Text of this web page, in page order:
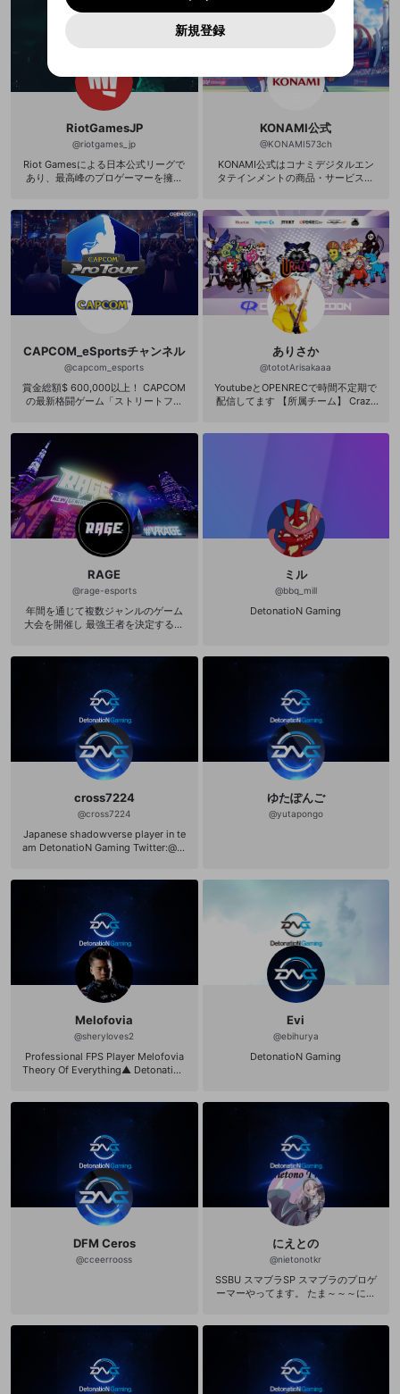
同ゲームタイトルの世界大会におい
て日本初となるベスト16を取るな
ど、日本におけるプロeスポーツチー
います。 また、VALORANT部門で
は、世界屈指の強豪チームが集結す
る『VALORANT Champions Tour PA
CIFIC』の参加チームとして、2023
年2月にブラジル・サンパウロで実施
される『キックオフトーナメント』
出場を皮切りに、3月より韓国・ソウ
ルで開催されるリーグに出場いたし
ます。 DetonatioN FocusMe ウェブ
サイト: https://team-detonation.ne
ps://twitter.com/team_detonation D
FM eSports Twitter：https://twitter.
com/DFMeSports
味特技:英会話/書道(教員免許有)/ピア
ノ/お笑いネタ作り 東京アニメ声優専
門学校 東京デザインテクノロジーセ
ンター専門学校 講師 ↓Twitterはこち
ら↓ https://twitter.com/UMANCHU
_729
RiotGamesJP
@riotgames_jp
Riot Gamesによる日本公式リーグで
あり、最高峰のプロゲーマーを擁す
KONAMI公式
@KONAMI573ch
KONAMI公式はコナミデジタルエン
タテインメントの商品・サービス・
CAPCOM_eSportsチャンネル
@capcom_esports
賞金総額$ 600,000以上！ CAPCOM
の最新格闘ゲーム「ストリートファ
る競技トーナメント・シリーズ「CA
PCOM Pro Tour」。その中でも、世
界中からトッププレイヤーが集い、
特に熾烈なバトルが繰り広げられて
いるプレミア大会の模様を中心に、
オリジナルの実況・解説陣で完全生
中継！ 世界中で盛り上がりを見せるe
Sportsの興奮をその目に焼き付け
OM eSports情報】 http://www.capc
om.co.jp/sfv/esports/
ありさか
@tototArisakaaa
YoutubeとOPENRECで時間不定期で
配信してます 【所属チーム】 Crazy
RAGE
@rage-esports
年間を通じて複数ジャンルのゲーム
大会を開催し 最強王者を決定する次
に 日本のeスポーツシーンに新たな熱
狂を巻き起こす！ 【公式サイト】 ht
tp://rage-esports.jp
ミル
@bbq_mill
DetonatioN Gaming
cross7224
@cross7224
Japanese shadowverse player in te
am DetonatioN Gaming Twitter:@cr
ゆたぽんご
@yutapongo
Melofovia
@sheryloves2
Professional FPS Player Melofovia
Theory Of Everything▲ DetonatioN
的にFPSゲームの配信をしていきたい
と思います。 コメント気軽にくださ
ySheryl_inc
Evi
@ebihurya
DetonatioN Gaming
DFM Ceros
@cceerrooss
にえとの
@nietonotkr
SSBU スマブラSP スマブラのプロゲ
ーマーやってます。 たま～～～にス
サポーターズクラブ「DFM CREW」
入会方法 https://dfmcrew.bitfan.id/
contents/menu/41030 =========
====================== ◆チ
ャンネルに関するお問い合わせ、フ
ファンレターを作成
動画プレイリストを選択
動画のプレイリストを一つ選択すると、そのプレイ
ることができます。
動画プレイリストを選択
確認しました
Yahoo! JAPAN
Appleでサインアップ
mellow-fanの
サービスとのID連携に関する同意事項
で、次にお進みください
mellow-fanからのお得な情報をメールで受
け取る
Yahoo! JAPAN
Appleでサインイン
mellow-fanの
サービスとのID連携に関する同意事項
で、次にお進みください
パスワードを忘れた方はこちら
アカウントをお持ちですか？アカウントを作成する
新規登録
として使用いたします。
一部サービスをご利用いただくには、生年月の
登録が必要です。
入力
なりすまし行為
出会いを誘導する行為
ねずみ講やマルチ商法
誤解を招く配信設定
ゲームの録画禁止区域の配信
改造版・海賊版ソフトの配信
政治的・宗教的・人種的な内容
その他の問題
報告された問題については、利用規約に違反しているか
どうかをスタッフが確認します。
用することは、利用規約違反になります。
送信
閉じる
Discordは第三者が提供するコミュニティーサービスで、
mellow-fanとは関わりがありません。Discordに関してのお
問い合わせにはお答えすることができません。Discordの仕
様変更により、限定コミュニティ特典の提供が終了する可能
します。
外部サービスとのID連携に関する同意事項
Discordとは？